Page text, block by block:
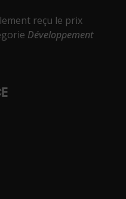
reçu le prix
Développement